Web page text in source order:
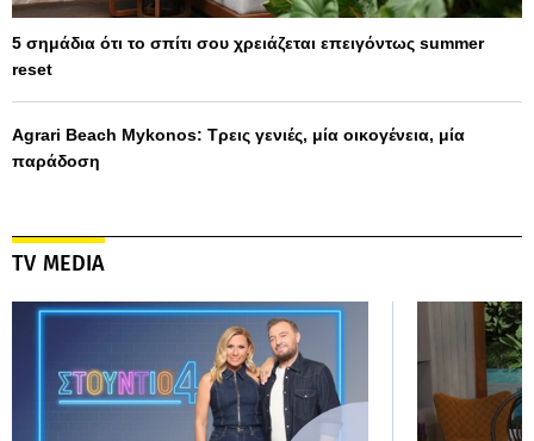
5 σημάδια ότι το σπίτι σου χρειάζεται επειγόντως summer
reset
Agrari Beach Mykonos: Τρεις γενιές, μία οικογένεια, μία
παράδοση
TV MEDIA